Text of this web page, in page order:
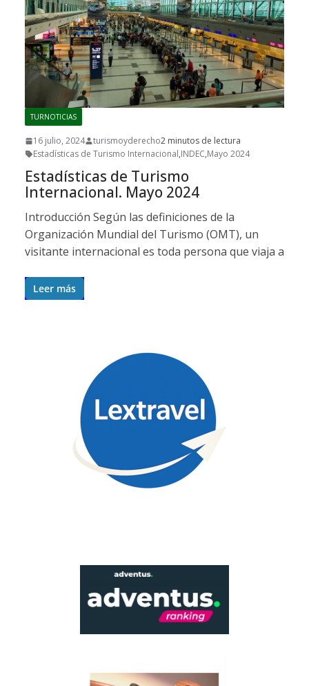
TURNOTICIAS
16 julio, 2024 turismoyderecho2 minutos de lectura
Estadísticas de Turismo Internacional,INDEC,Mayo 2024
Estadísticas de Turismo
Internacional. Mayo 2024
Introducción Según las definiciones de la
Organización Mundial del Turismo (OMT), un
visitante internacional es toda persona que viaja a
Leer más